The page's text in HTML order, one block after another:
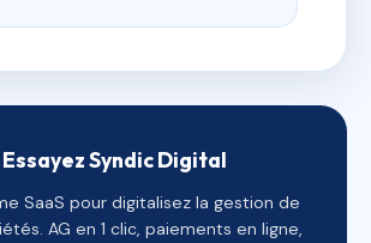
Essayez Syndic Digital
SaaS pour digitalisez la gestion de
AG en 1 clic, paiements en ligne,